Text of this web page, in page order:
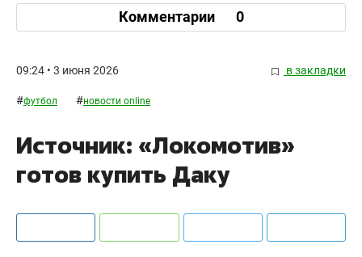
Комментарии 0
09:24 • 3 июня 2026 в закладки
#футбол #новости online
Источник: «Локомотив»
готов купить Даку